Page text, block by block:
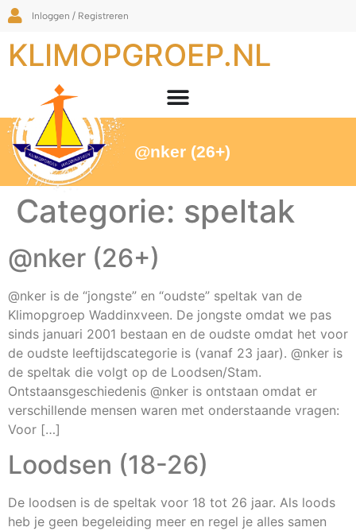
Inloggen / Registreren
KLIMOPGROEP.NL
@nker (26+)
Categorie: speltak
@nker (26+)
@nker is de “jongste” en “oudste” speltak van de
Klimopgroep Waddinxveen. De jongste omdat we pas
sinds januari 2001 bestaan en de oudste omdat het voor
de oudste leeftijdscategorie is (vanaf 23 jaar). @nker is
de speltak die volgt op de Loodsen/Stam.
Ontstaansgeschiedenis @nker is ontstaan omdat er
verschillende mensen waren met onderstaande vragen:
Voor […]
Loodsen (18-26)
De loodsen is de speltak voor 18 tot 26 jaar. Als loods
heb je geen begeleiding meer en regel je alles samen